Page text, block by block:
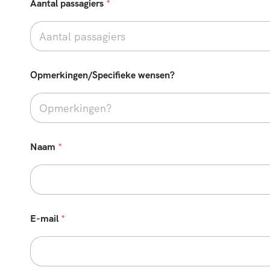
Aantal passagiers *
Opmerkingen/Specifieke wensen?
b
j
v
e
p
i
h
Naam *
E-mail *